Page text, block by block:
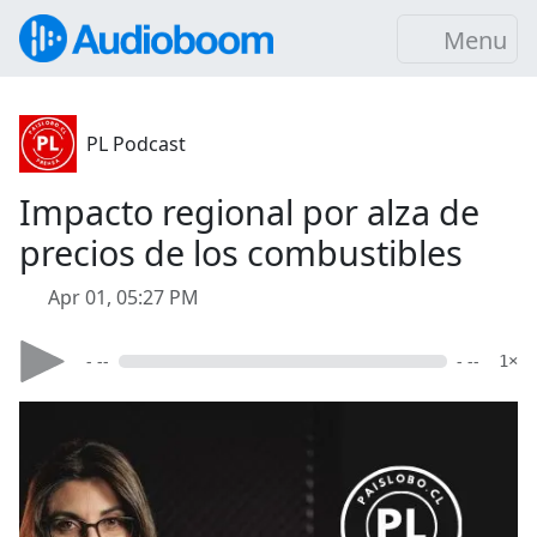
Menu
PL Podcast
Impacto regional por alza de
precios de los combustibles
Apr 01, 05:27 PM
- -- - -- 1×